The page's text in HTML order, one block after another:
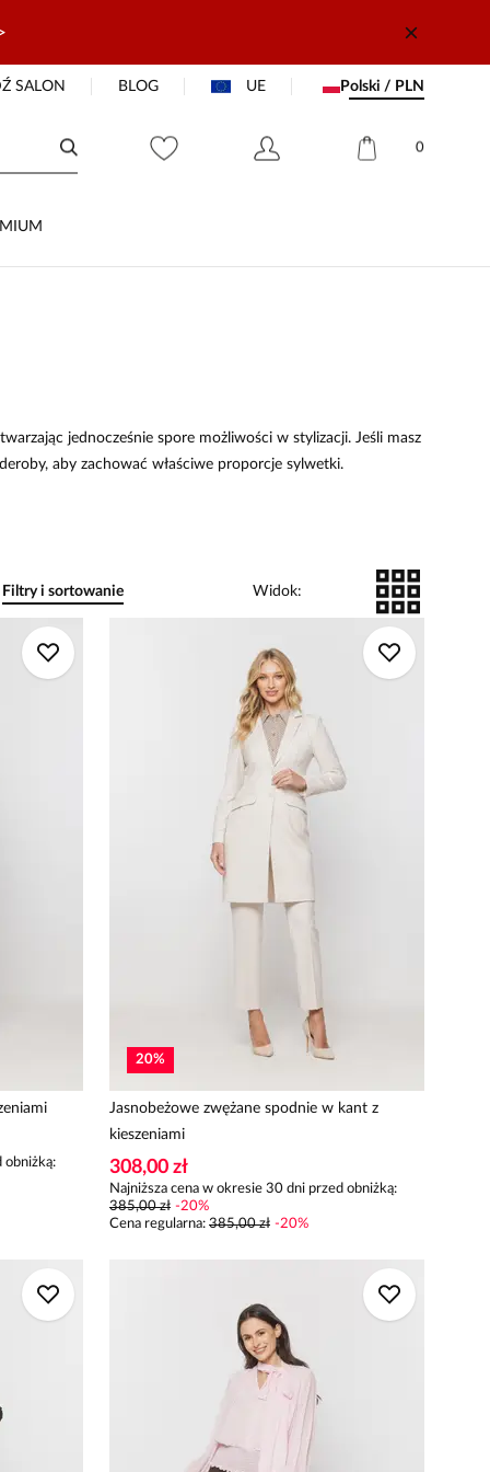
SALON BLOG UE Polski / PLN
0
jednocześnie spore możliwości w stylizacji. Jeśli masz
aby zachować właściwe proporcje sylwetki.
Filtry i sortowanie Widok:
obniżką:
20%
Jasnobeżowe zwężane spodnie w kant z
kieszeniami
308,00 zł
Najniższa cena w okresie 30 dni przed obniżką:
385,00 zł -20%
Cena regularna: 385,00 zł -20%